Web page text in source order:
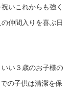
いこれからも強く
仲間入りを喜ぶ日
い３歳のお子様の
の子供は清潔を保